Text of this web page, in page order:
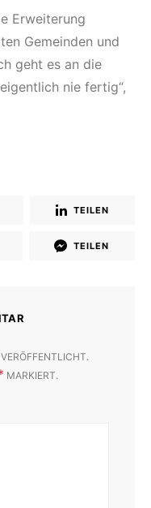
Erweiterung
Gemeinden und
geht es an die
nie fertig“,
TEILEN
TEILEN
MARKIERT.